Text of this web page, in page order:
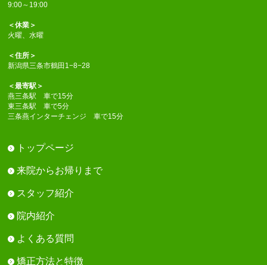
9:00～19:00
＜休業＞
火曜、水曜
＜住所＞
新潟県三条市鶴田1−8−28
＜最寄駅＞
燕三条駅 車で15分
東三条駅 車で5分
三条燕インターチェンジ 車で15分
トップページ
来院からお帰りまで
スタッフ紹介
院内紹介
よくある質問
矯正方法と特徴